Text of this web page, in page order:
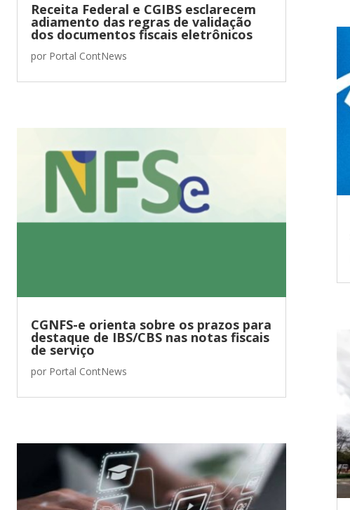
Receita Federal e CGIBS esclarecem
adiamento das regras de validação
dos documentos fiscais eletrônicos
por Portal ContNews
CGNFS-e orienta sobre os prazos para
destaque de IBS/CBS nas notas fiscais
de serviço
por Portal ContNews